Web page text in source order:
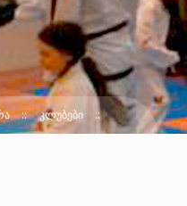
ᲙᲚᲣᲑᲔᲑᲘ